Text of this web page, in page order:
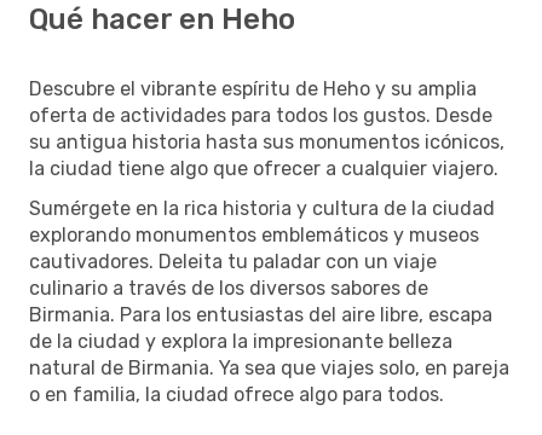
Qué hacer en Heho
Descubre el vibrante espíritu de Heho y su amplia
oferta de actividades para todos los gustos. Desde
su antigua historia hasta sus monumentos icónicos,
la ciudad tiene algo que ofrecer a cualquier viajero.
Sumérgete en la rica historia y cultura de la ciudad
explorando monumentos emblemáticos y museos
cautivadores. Deleita tu paladar con un viaje
culinario a través de los diversos sabores de
Birmania. Para los entusiastas del aire libre, escapa
de la ciudad y explora la impresionante belleza
natural de Birmania. Ya sea que viajes solo, en pareja
o en familia, la ciudad ofrece algo para todos.